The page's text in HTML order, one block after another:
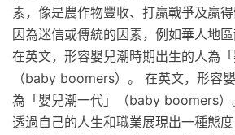
素，像是農作物豐收、打贏戰爭及贏
因為迷信或傳統的因素，例如華人地區
在英文，形容嬰兒潮時期出生的人為「
（baby boomers）。 在英文，形容
為「嬰兒潮一代」（baby boomers）
透過自己的人生和職業展現出一種態